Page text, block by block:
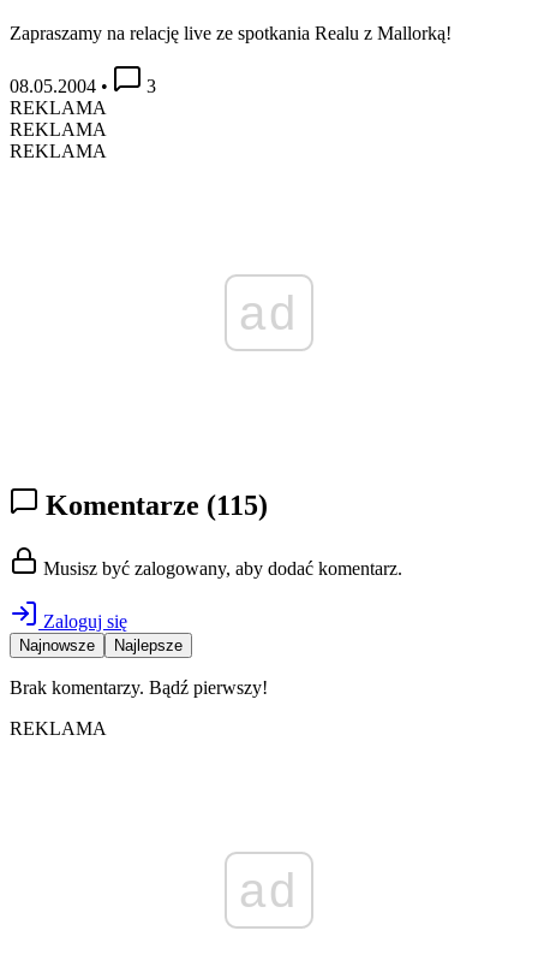
Zapraszamy na relację live ze spotkania Realu z Mallorką!
08.05.2004 •
3
REKLAMA
REKLAMA
REKLAMA
ad
Komentarze (115)
Musisz być zalogowany, aby dodać komentarz.
Zaloguj się
Najnowsze Najlepsze
Brak komentarzy. Bądź pierwszy!
REKLAMA
ad